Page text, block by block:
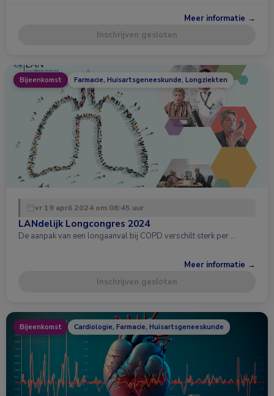
Meer informatie →
Inschrijven gesloten
Bijeenkomst Farmacie, Huisartsgeneeskunde, Longziekten
vr 19 april 2024 om 08:45 uur
LANdelijk Longcongres 2024
De aanpak van een longaanval bij COPD verschilt sterk per …
Meer informatie →
Inschrijven gesloten
Bijeenkomst Cardiologie, Farmacie, Huisartsgeneeskunde